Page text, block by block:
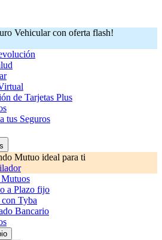
Vehicular con oferta flash!
de Tarjetas Plus
tus Seguros
Mutuo ideal para ti
a Plazo fijo
Tyba
Bancario